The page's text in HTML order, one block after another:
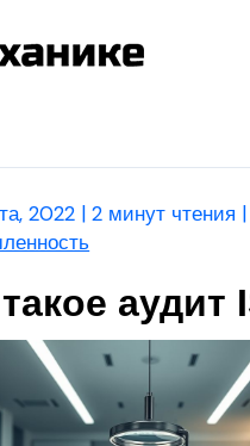
2022 |2 минут чтения |
аудит